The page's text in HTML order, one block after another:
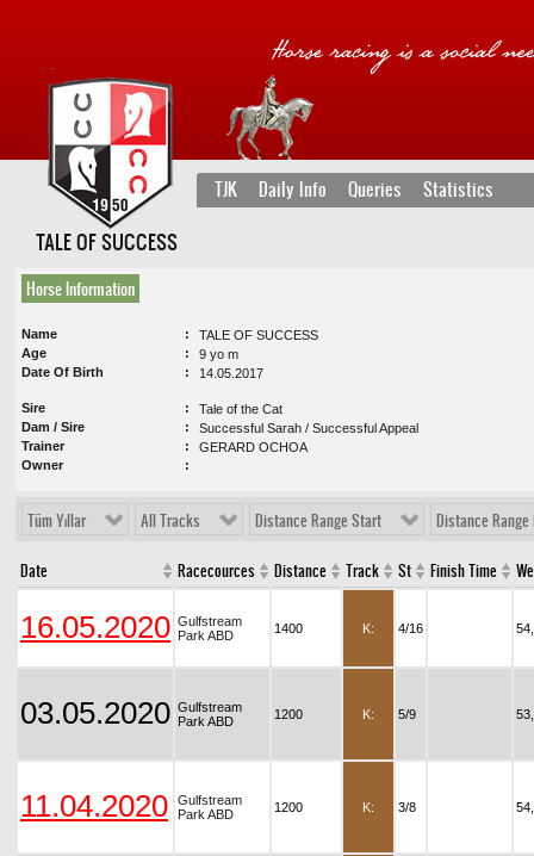
TJK Daily Info Queries Statistics
TALE OF SUCCESS
Horse Information
Name
TALE OF SUCCESS
Age
9 yo m
Date Of Birth
14.05.2017
Sire
Tale of the Cat
Dam / Sire
Successful Sarah / Successful Appeal
Trainer
GERARD OCHOA
Owner
Tüm Yıllar All Tracks Distance Range Start Distance Range
Date Racecources Distance Track St Finish Time
16.05.2020 Gulfstream
Park ABD
1400 K: 4/16
03.05.2020 Gulfstream
Park ABD
1200 K: 5/9
11.04.2020
Gulfstream
Park ABD
1200 K: 3/8